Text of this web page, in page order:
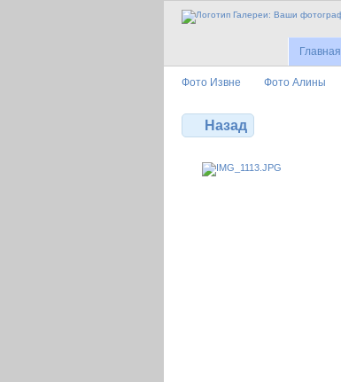
Главная
Фото Извне Фото Алины
Назад